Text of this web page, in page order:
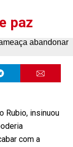
paz
Rubio, insinuou
com a